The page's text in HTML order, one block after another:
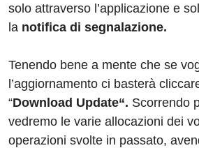
solo attraverso l’applicazione e
la notifica di segnalazione.
Tenendo bene a mente che se
l’aggiornamento ci basterà
“Download Update“. Scorrendo
vedremo le varie allocazioni dei
operazioni svolte in passato,